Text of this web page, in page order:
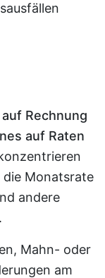
Rechnung
auf Raten
die Monatsrate
andere
Mahn- oder
am